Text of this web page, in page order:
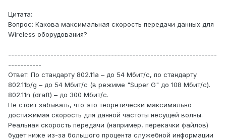
Цитата:
Вопрос: Какова максимальная скорость передачи данных для
Wireless оборудования?
---------------------------------------------------------------------
-----------
Ответ: По стандарту 802.11a – до 54 Мбит/с, по стандарту
802.11b/g – до 54 Мбит/с (в режиме "Super G" до 108 Мбит/с).
802.11n (draft) – до 300 Мбит/с.
Не стоит забывать, что это теоретически максимально
достижимая скорость для данной частоты несущей волны.
Реальная скорость передачи (например, перекачки файлов)
будет ниже из-за большого процента служебной информации